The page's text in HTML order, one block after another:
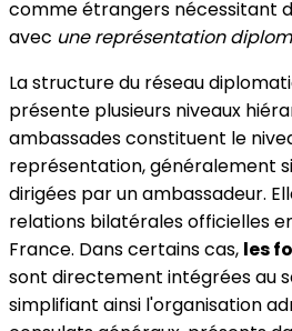
comme étrangers nécessitant
avec une représentation
La structure du réseau
présente plusieurs niveaux
ambassades constituent le
représentation, généralement
dirigées par un ambassadeur.
relations bilatérales officielles
France. Dans certains cas, les
sont directement intégrées au
simplifiant ainsi l'organisation